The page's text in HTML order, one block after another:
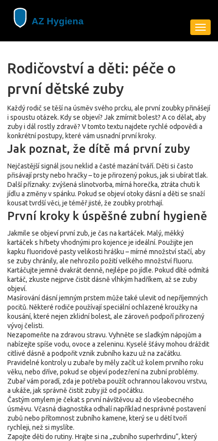
Rodičovství a děti: péče o
první dětské zuby
Každý rodič se těší na úsměv svého prcku, ale první zoubky přinášejí
i spoustu otázek. Kdy se objeví? Jak zmírnit bolest? A co dělat, aby
zuby i dál rostly zdravě? V tomto textu najdete rychlé odpovědi a
konkrétní postupy, které vám usnadní první kroky.
Jak poznat, že dítě má první zuby
Nejčastější signál jsou neklid a časté mazání tváří. Děti si často
přisávají prsty nebo hračky – to je přirozený pokus, jak si ubírat tlak.
Další příznaky: zvýšená slinotvorba, mírná horečka, ztráta chuti k
jídlu a změny v spánku. Pokud se objeví otoky dásní a děti se snaží
kousat tvrdší věci, je téměř jisté, že zoubky protrhají.
První kroky k úspěšné zubní hygieně
Jakmile se objeví první zub, je čas na kartáček. Malý, měkký
kartáček s hřbety vhodnými pro kojence je ideální. Použijte jen
kapku fluoridové pasty velikosti hrášku – mírné množství stačí, aby
se zuby chránily, ale nehrozilo požití velkého množství fluoru.
Kartáčujte jemně dvakrát denně, nejlépe po jídle. Pokud dítě odmítá
kartáč, zkuste nejprve čistit dásně vlhkým hadříkem, až se zuby
objeví.
Masírování dásní jemným prstem může také ulevit od nepříjemných
pocitů. Některé rodiče používají speciální ochlazené kroužky na
kousání, které nejen zklidní bolest, ale zároveň podpoří přirozený
vývoj čelisti.
Nezapomeňte na zdravou stravu. Vyhněte se sladkým nápojům a
nabízejte spíše vodu, ovoce a zeleninu. Kyselé šťávy mohou dráždit
citlivé dásně a podpořit vznik zubního kazu už na začátku.
Pravidelné kontroly u zubaře by měly začít už kolem prvního roku
věku, nebo dříve, pokud se objeví podezření na zubní problémy.
Zubař vám poradí, zda je potřeba použít ochrannou lakovou vrstvu,
a ukáže, jak správně čistit zuby již od počátku.
Častým omylem je čekat s první návštěvou až do všeobecného
úsměvu. Včasná diagnostika odhalí například nesprávné postavení
zubů nebo přítomnost zubního kamene, který se u dětí tvoří
rychleji, než si myslíte.
Zapojte děti do rutiny. Hrajte si na „zubního superhrdinu“, který